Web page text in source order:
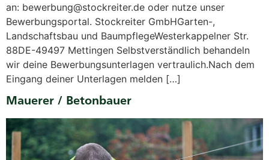
an: bewerbung@stockreiter.de oder nutze unser
Bewerbungsportal. Stockreiter GmbHGarten-,
Landschaftsbau und BaumpflegeWesterkappelner Str.
88DE-49497 Mettingen Selbstverständlich behandeln
wir deine Bewerbungsunterlagen vertraulich.Nach dem
Eingang deiner Unterlagen melden […]
Mauerer / Betonbauer